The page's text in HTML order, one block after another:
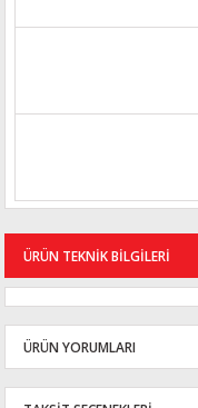
ÜRÜN TEKNİK BİLGİLERİ
ÜRÜN YORUMLARI